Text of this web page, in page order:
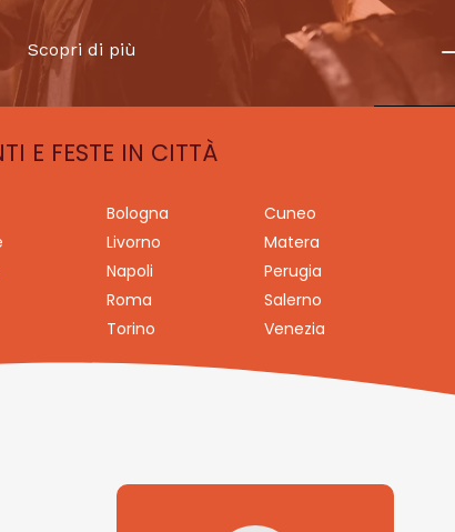
Scopri di più
E FESTE IN CITTÀ
Bologna
Cuneo
Livorno
Matera
Napoli
Perugia
Roma
Salerno
Torino Venezia